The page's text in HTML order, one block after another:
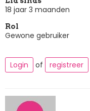
18 jaar 3 maanden
Rol
Gewone gebruiker
Login of registreer